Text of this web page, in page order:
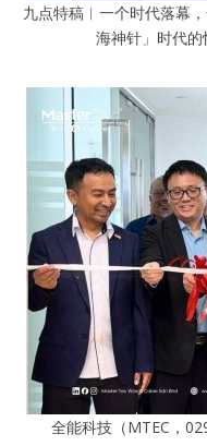
九点特稿︱一个时代落幕
海神针」时代的
全能科技（MTEC，